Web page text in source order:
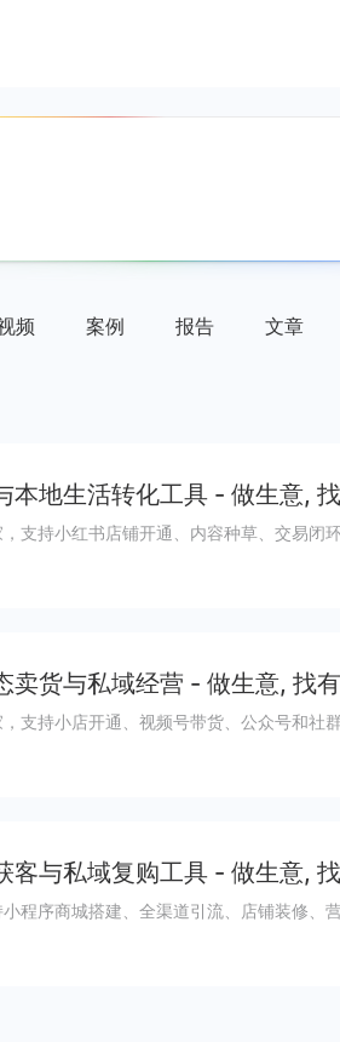
频 案例 报告 文章
本地生活转化工具 - 做生意,
支持小红书店铺开通、内容种草、交易闭
卖货与私域经营 - 做生意, 找
支持小店开通、视频号带货、公众号和社
客与私域复购工具 - 做生意,
程序商城搭建、全渠道引流、店铺装修、